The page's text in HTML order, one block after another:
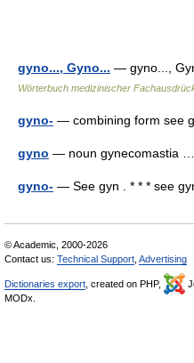
gyno..., Gyno... — gyno...,
Wörterbuch medizinischer
gyno- — combining form see
gyno — noun gynecomastia
gyno- — See gyn . * * * see
© Academic, 2000-2026
Contact us: Technical Support Advertising
Dictionaries export , created on PHP,
MODx.